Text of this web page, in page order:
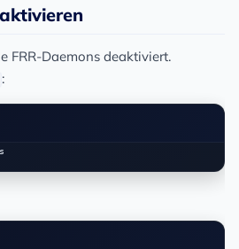
FRR-Daemons deaktiviert.
: